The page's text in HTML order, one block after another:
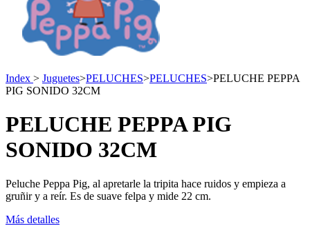
Index > Juguetes>PELUCHES>PELUCHES>PELUCHE PEPPA
PIG SONIDO 32CM
PELUCHE PEPPA PIG
SONIDO 32CM
Peluche Peppa Pig, al apretarle la tripita hace ruidos y empieza a
gruñir y a reír. Es de suave felpa y mide 22 cm.
Más detalles